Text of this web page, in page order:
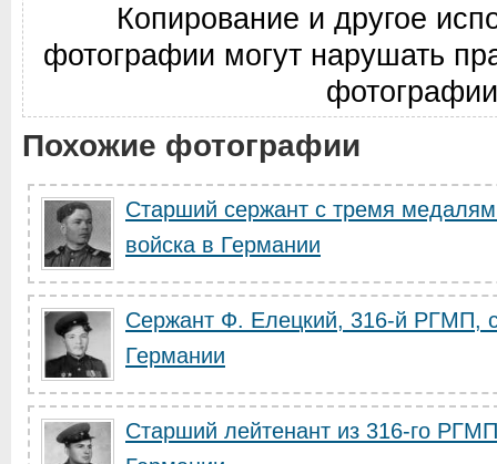
Копирование и другое
фотографии могут нарушать
Похожие фотографии
Старший сержант с тремя
войска в Германии
Сержант Ф. Елецкий, 316-й РГМП,
Германии
Старший лейтенант из 316-го